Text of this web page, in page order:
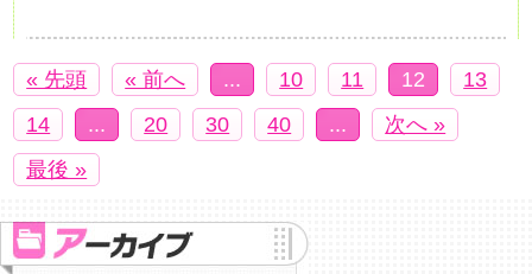
« 先頭 « 前へ ... 10 11 12
13
14
... 20 30 40 ...
次へ »
最後 »